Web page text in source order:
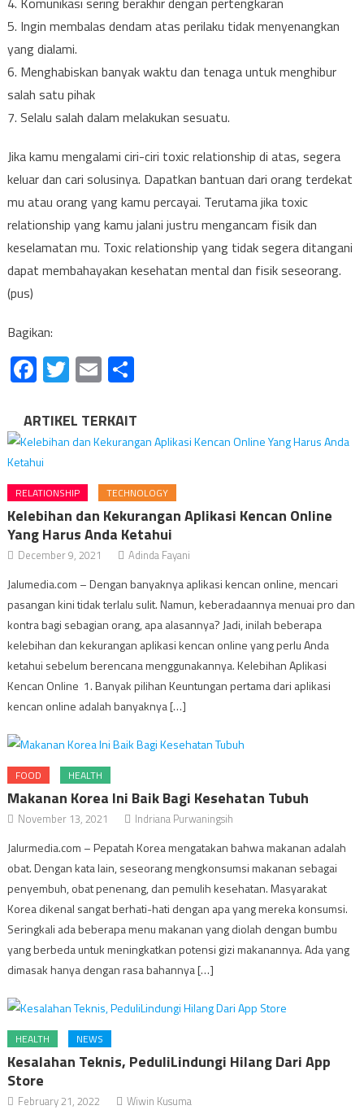
5. Ingin membalas dendam atas perilaku tidak menyenangkan
yang dialami.
6. Menghabiskan banyak waktu dan tenaga untuk menghibur
salah satu pihak
7. Selalu salah dalam melakukan sesuatu.
Jika kamu mengalami ciri-ciri toxic relationship di atas, segera
keluar dan cari solusinya. Dapatkan bantuan dari orang terdekat
mu atau orang yang kamu percayai. Terutama jika toxic
relationship yang kamu jalani justru mengancam fisik dan
keselamatan mu. Toxic relationship yang tidak segera ditangani
dapat membahayakan kesehatan mental dan fisik seseorang.
(pus)
Bagikan:
Facebook
Twitter
EmailShare
ARTIKEL TERKAIT
RELATIONSHIP TECHNOLOGY
Kelebihan dan Kekurangan Aplikasi Kencan Online
Yang Harus Anda Ketahui
December 9, 2021 Adinda Fayani
Jalumedia.com – Dengan banyaknya aplikasi kencan online, mencari
pasangan kini tidak terlalu sulit. Namun, keberadaannya menuai pro dan
kontra bagi sebagian orang, apa alasannya? Jadi, inilah beberapa
kelebihan dan kekurangan aplikasi kencan online yang perlu Anda
ketahui sebelum berencana menggunakannya. Kelebihan Aplikasi
Kencan Online 1. Banyak pilihan Keuntungan pertama dari aplikasi
kencan online adalah banyaknya […]
FOOD HEALTH
Makanan Korea Ini Baik Bagi Kesehatan Tubuh
November 13, 2021 Indriana Purwaningsih
Jalurmedia.com – Pepatah Korea mengatakan bahwa makanan adalah
obat. Dengan kata lain, seseorang mengkonsumsi makanan sebagai
penyembuh, obat penenang, dan pemulih kesehatan. Masyarakat
Korea dikenal sangat berhati-hati dengan apa yang mereka konsumsi.
Seringkali ada beberapa menu makanan yang diolah dengan bumbu
yang berbeda untuk meningkatkan potensi gizi makanannya. Ada yang
dimasak hanya dengan rasa bahannya […]
HEALTH NEWS
Kesalahan Teknis, PeduliLindungi Hilang Dari App
Store
February 21, 2022 Wiwin Kusuma